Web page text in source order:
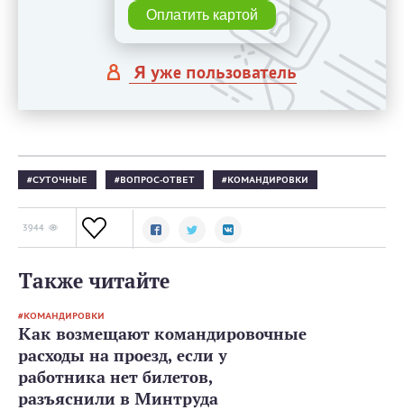
Оплатить картой
Я уже пользователь
СУТОЧНЫЕ ВОПРОС-ОТВЕТ КОМАНДИРОВКИ
3944
Также читайте
КОМАНДИРОВКИ
Как возмещают командировочные
расходы на проезд, если у
работника нет билетов,
разъяснили в Минтруда